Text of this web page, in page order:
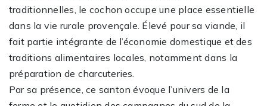
traditionnelles, le cochon occupe une place essentielle
dans la vie rurale provençale. Élevé pour sa viande, il
fait partie intégrante de l’économie domestique et des
traditions alimentaires locales, notamment dans la
préparation de charcuteries.
Par sa présence, ce santon évoque l’univers de la